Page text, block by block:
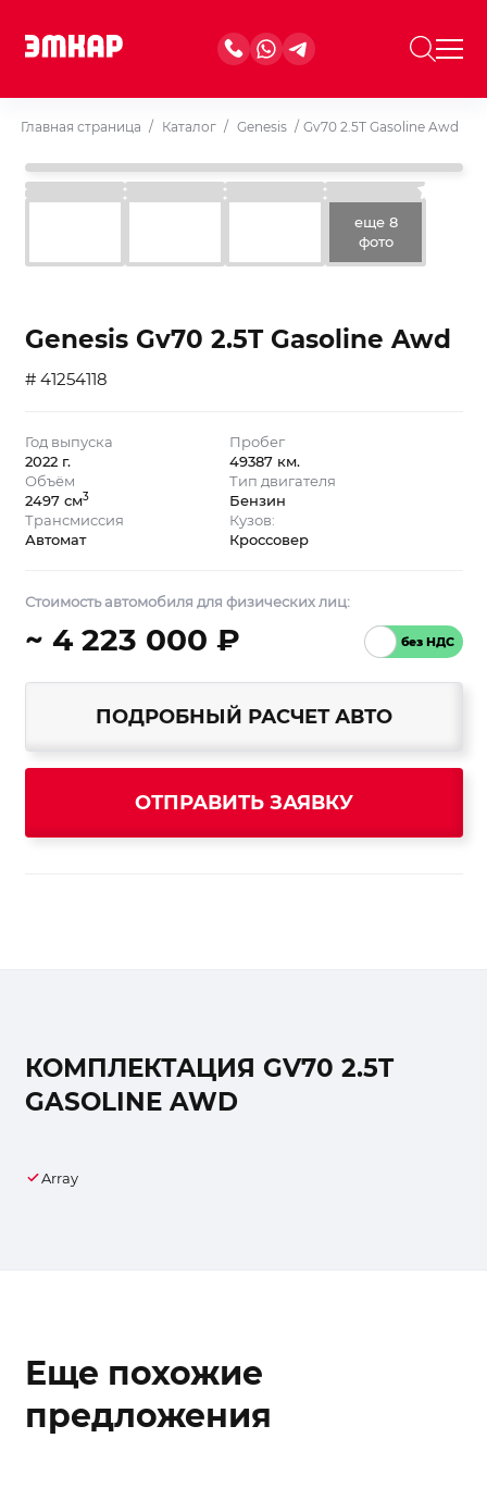
Главная страница / Каталог / Genesis / Gv70 2.5T Gasoline Awd
еще 8
фото
Genesis Gv70 2.5T Gasoline Awd
# 41254118
Год выпуска
2022 г.
Пробег
49387 км.
Объём
2497 см3
Тип двигателя
Бензин
Трансмиссия
Автомат
Кузов:
Кроссовер
Стоимость автомобиля для физических лиц:
~ 4 223 000 ₽
ПОДРОБНЫЙ РАСЧЕТ АВТО
ОТПРАВИТЬ ЗАЯВКУ
КОМПЛЕКТАЦИЯ GV70 2.5T
GASOLINE AWD
Array
Еще похожие
предложения